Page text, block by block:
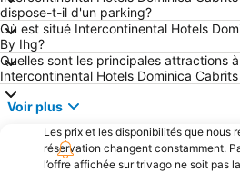
dispose-t-il d'un parking?
Où est situé Intercontinental Hotels
By Ihg?
Quelles sont les principales attractions
Intercontinental Hotels Dominica
Voir plus
Les prix et les disponibilités que nous
réservation changent constamment.
l’offre affichée sur trivago ne soit pas